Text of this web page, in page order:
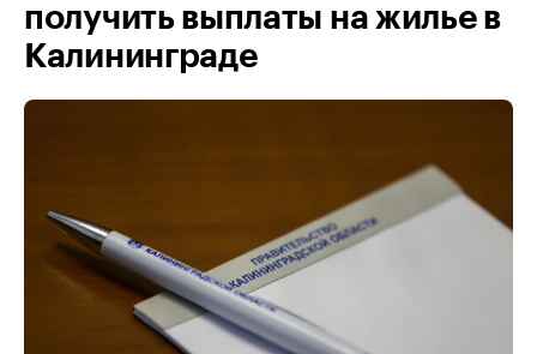
получить выплаты на жилье в
Калининграде